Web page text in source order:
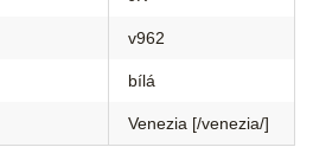
v962
bílá
Venezia [/venezia/]